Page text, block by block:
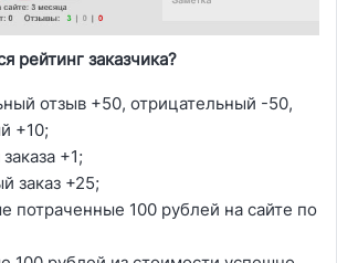
рейтинг заказчика?
отзыв +50, отрицательный -50,
+10;
+1;
заказ +25;
потраченные 100 рублей на сайте по